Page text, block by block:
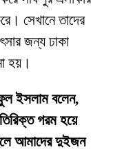
সেখানে তাদের
জন্য ঢাকা
হয়।
ইসলাম বলেন,
গরম হয়ে
আমাদের দুইজন